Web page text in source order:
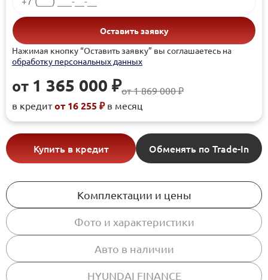
Оставить заявку
Нажимая кнопку “Оставить заявку” вы соглашаетесь на
обработку персональных данных
от 1 365 000 ₽от 1 869 000 ₽
в кредитот 16 255 ₽ в месяц
Купить в кредит Обменять по Trade-In
Комплектации и цены
Фото и характеристики
Авто в наличии
HYUNDAI FINANCE